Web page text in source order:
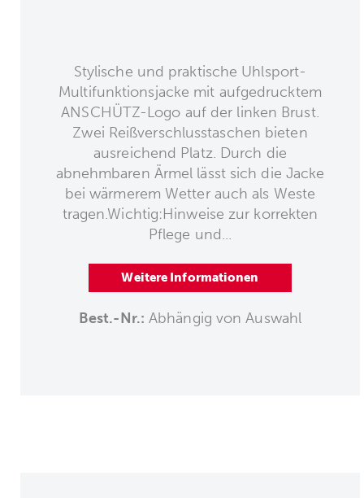
Stylische und praktische Uhlsport-
Multifunktionsjacke mit aufgedrucktem
ANSCHÜTZ-Logo auf der linken Brust.
Zwei Reißverschlusstaschen bieten
ausreichend Platz. Durch die
abnehmbaren Ärmel lässt sich die Jacke
bei wärmerem Wetter auch als Weste
tragen.Wichtig:Hinweise zur korrekten
Pflege und...
Weitere Informationen
Best.-Nr.: Abhängig von Auswahl